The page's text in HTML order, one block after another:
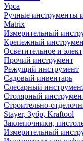
Урса
Ручные инструменты
Matrix
Измерительный
Крепежный
Осветительное и
Прочий инструмент
Режущий инструмент
Садовый инвентарь
Слесарный
Столярный
Строительно-
Stayer, Зубр, Kraftool
Заклепочники,
Измерительный